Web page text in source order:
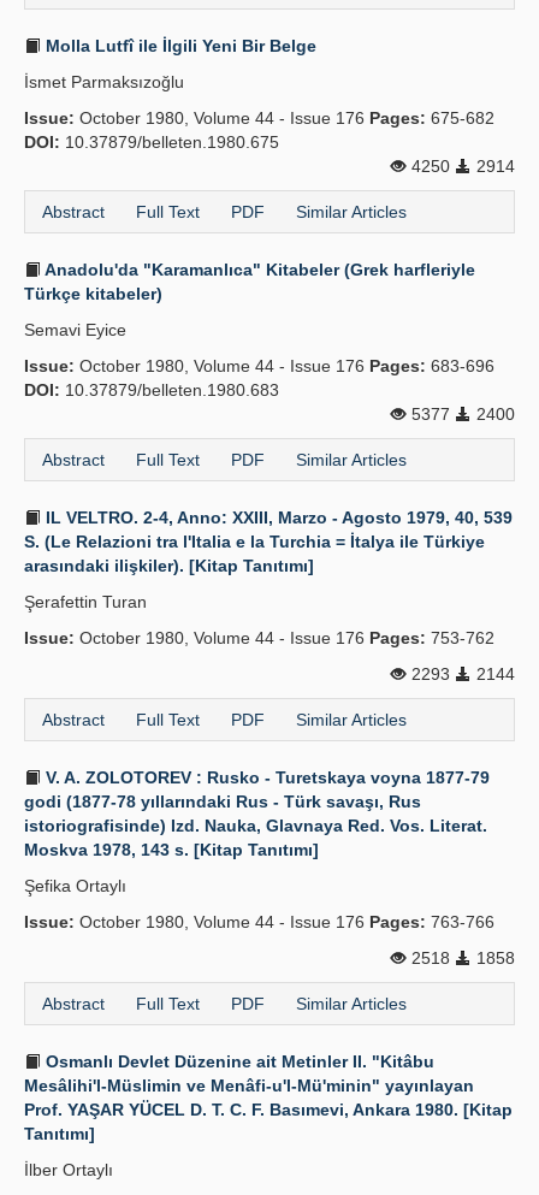
Molla Lutfî ile İlgili Yeni Bir Belge
İsmet Parmaksızoğlu
Issue: October 1980, Volume 44 - Issue 176 Pages: 675-682
DOI: 10.37879/belleten.1980.675
4250
2914
Abstract Full Text PDF Similar Articles
Anadolu'da "Karamanlıca" Kitabeler (Grek harfleriyle
Türkçe kitabeler)
Semavi Eyice
Issue: October 1980, Volume 44 - Issue 176 Pages: 683-696
DOI: 10.37879/belleten.1980.683
5377
2400
Abstract Full Text PDF Similar Articles
IL VELTRO. 2-4, Anno: XXIII, Marzo - Agosto 1979, 40, 539
S. (Le Relazioni tra l'Italia e la Turchia = İtalya ile Türkiye
arasındaki ilişkiler). [Kitap Tanıtımı]
Şerafettin Turan
Issue: October 1980, Volume 44 - Issue 176 Pages: 753-762
2293
2144
Abstract Full Text PDF Similar Articles
V. A. ZOLOTOREV : Rusko - Turetskaya voyna 1877-79
godi (1877-78 yıllarındaki Rus - Türk savaşı, Rus
istoriografisinde) Izd. Nauka, Glavnaya Red. Vos. Literat.
Moskva 1978, 143 s. [Kitap Tanıtımı]
Şefika Ortaylı
Issue: October 1980, Volume 44 - Issue 176 Pages: 763-766
2518
1858
Abstract Full Text PDF Similar Articles
Osmanlı Devlet Düzenine ait Metinler II. "Kitâbu
Mesâlihi'l-Müslimin ve Menâfi-u'l-Mü'minin" yayınlayan
Prof. YAŞAR YÜCEL D. T. C. F. Basımevi, Ankara 1980. [Kitap
Tanıtımı]
İlber Ortaylı